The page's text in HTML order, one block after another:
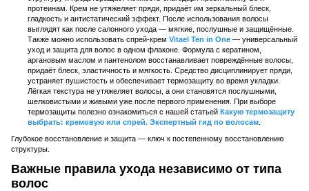
протеинам. Крем не утяжеляет пряди, придаёт им зеркальный блеск,
гладкость и антистатический эффект. После использования волосы
выглядят как после салонного ухода — мягкие, послушные и защищённые.
Также можно использовать спрей-крем Vitael Ten in One — универсальный
уход и защита для волос в одном флаконе. Формула с кератином,
аргановым маслом и пантенолом восстанавливает повреждённые волосы,
придаёт блеск, эластичность и мягкость. Средство дисциплинирует пряди,
устраняет пушистость и обеспечивает термозащиту во время укладки.
Лёгкая текстура не утяжеляет волосы, а они становятся послушными,
шелковистыми и живыми уже после первого применения. При выборе
термозащиты полезно ознакомиться с нашей статьей Какую термозащиту
выбрать: кремовую или спрей. Экспертный гид по волосам
Глубокое восстановление и защита — ключ к постепенному восстановлению
структуры.
Важные правила ухода независимо от типа
волос